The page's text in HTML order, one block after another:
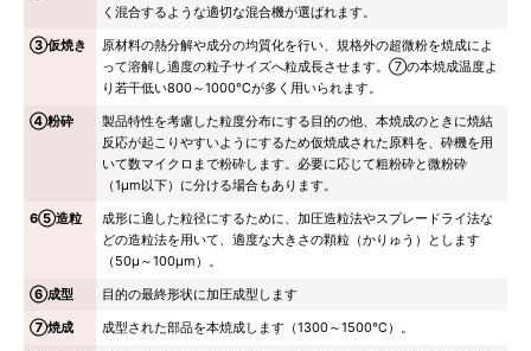
く混合するような適切な混合機が選ばれます。
③仮焼き
原材料の熱分解や成分の均質化を行い、規格外の超微粉を焼成によ
って溶解し適度の粒子サイズへ粒成長させます。⑦の本焼成温度よ
り若干低い800～1000℃が多く用いられます。
④粉砕
製品特性を考慮した粒度分布にする目的の他、本焼成のときに焼結
反応が起こりやすいようにするため仮焼成された原料を、砕機を用
いて数マイクロまで粉砕します。必要に応じて粗粉砕と微粉砕
（1μm以下）に分ける場合もあります。
6⑤造粒
成形に適した粒径にするために、加圧造粒法やスプレードライ法な
どの造粒法を用いて、適度な大きさの顆粒（かりゅう）とします
（50μ～100μm）。
⑥成型
目的の最終形状に加圧成型します
⑦焼成
成型された部品を本焼成します（1300～1500℃）。